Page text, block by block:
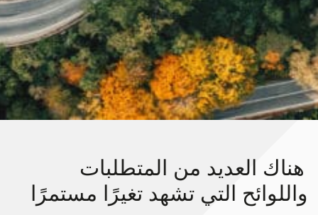
هناك العديد من المتطلبات
واللوائح التي تشهد تغيرًا مستمرًا